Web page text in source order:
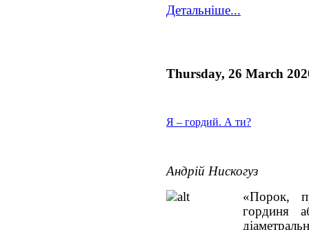
Детальніше...
Thursday, 26 March
Я – гордий. А ти?
Андрій Нискогуз
«Порок,
гординя